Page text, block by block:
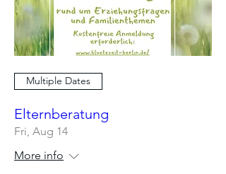
Multiple Dates
Elternberatung
Fri, Aug 14
More info